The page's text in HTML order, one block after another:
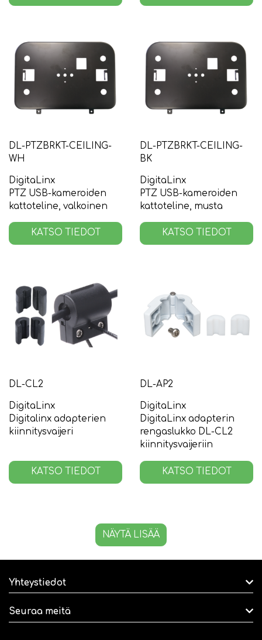
DL-PTZBRKT-CEILING-
WH
DigitaLinx
PTZ USB-kameroiden
kattoteline, valkoinen
KATSO TIEDOT
DL-PTZBRKT-CEILING-
BK
DigitaLinx
PTZ USB-kameroiden
kattoteline, musta
KATSO TIEDOT
DL-CL2
DigitaLinx
Digitalinx adapterien
kiinnitysvaijeri
KATSO TIEDOT
DL-AP2
DigitaLinx
DigitaLinx adapterin
rengaslukko DL-CL2
kiinnitysvaijeriin
KATSO TIEDOT
NÄYTÄ LISÄÄ
Yhteystiedot
Seuraa meitä